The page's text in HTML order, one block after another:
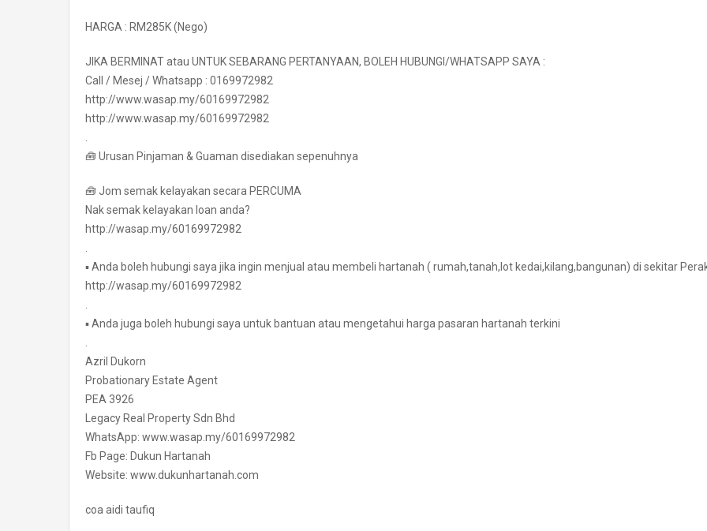
HARGA : RM285K (Nego)
JIKA BERMINAT atau UNTUK SEBARANG PERTANYAAN, BOLEH HUBUNGI/WHATSAPP SAYA :
Call / Mesej / Whatsapp : 0169972982
http://www.wasap.my/60169972982
http://www.wasap.my/60169972982
.
🧰 Urusan Pinjaman & Guaman disediakan sepenuhnya
🧰 Jom semak kelayakan secara PERCUMA
Nak semak kelayakan loan anda?
http://wasap.my/60169972982
.
▪ Anda boleh hubungi saya jika ingin menjual atau membeli hartanah ( rumah,tanah,lot kedai,kilang,bangunan) di sekitar
http://wasap.my/60169972982
.
▪ Anda juga boleh hubungi saya untuk bantuan atau mengetahui harga pasaran hartanah terkini
.
Azril Dukorn
Probationary Estate Agent
PEA 3926
Legacy Real Property Sdn Bhd
WhatsApp: www.wasap.my/60169972982
Fb Page: Dukun Hartanah
Website: www.dukunhartanah.com
coa aidi taufiq